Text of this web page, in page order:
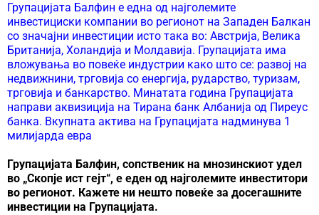
Групацијата Балфин е една од најголемите
инвестициски компании во регионот на Западен Балкан
со значајни инвестиции исто така во: Австрија, Велика
Британија, Холандија и Молдавија. Групацијата има
вложувања во повеќе индустрии како што се: развој на
недвижнини, трговија со енергија, рударство, туризам,
трговија и банкарство. Минатата година Групацијата
направи аквизиција на Тирана банк Албанија од Пиреус
банка. Вкупната актива на Групацијата надминува 1
милијарда евра
Групацијата Балфин, сопственик на мнозинскиот удел
во „Скопје ист гејт“, е еден од најголемите инвеститори
во регионот. Кажете ни нешто повеќе за досегашните
инвестиции на Групацијата.